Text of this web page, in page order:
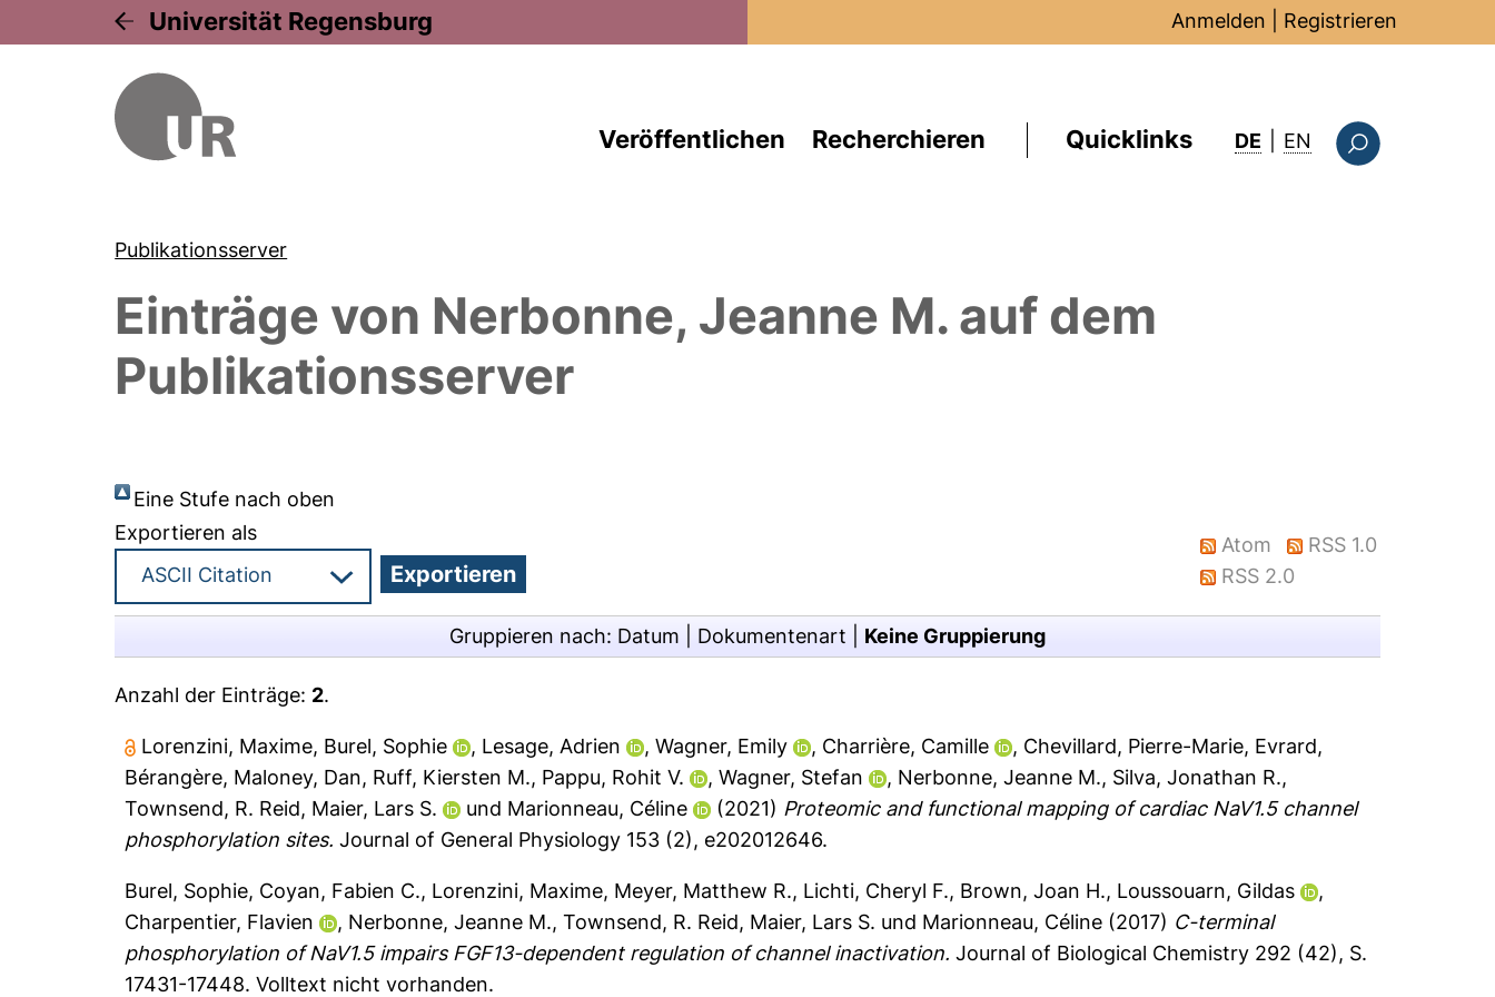
Universität Regensburg Anmelden Registrieren
Veröffentlichen Recherchieren Quicklinks DE EN : this page in
Publikationsserver
Einträge von Nerbonne, Jeanne M. auf dem
Publikationsserver
Eine Stufe nach oben
Exportieren als
Atom
RSS 1.0
RSS 2.0
Gruppieren nach: Datum Dokumentenart Keine Gruppierung
Anzahl der Einträge: 2.
Lorenzini, Maxime, Burel, Sophie , Lesage, Adrien ,Wagner, Emily , Charrière, Camille , Chevillard, Pierre-Marie, Evrard,
Bérangère, Maloney, Dan, Ruff, Kiersten M., Pappu, Rohit V. ,Wagner, Stefan , Nerbonne, Jeanne M., Silva, Jonathan R.,
Townsend, R. Reid, Maier, Lars S. und Marionneau, Céline (2021) Proteomic and functional mapping of cardiac NaV1.5 channel
phosphorylation sites. Journal of General Physiology 153 (2), e202012646.
Burel, Sophie, Coyan, Fabien C., Lorenzini, Maxime, Meyer, Matthew R., Lichti, Cheryl F., Brown, Joan H., Loussouarn, Gildas
,
Charpentier, Flavien
, Nerbonne, Jeanne M.,Townsend, R. Reid, Maier, Lars S. und Marionneau, Céline (2017) C-terminal
phosphorylation of NaV1.5 impairs FGF13-dependent regulation of channel inactivation. Journal of Biological Chemistry 292 (42), S.
17431-17448.Volltext nicht vorhanden.